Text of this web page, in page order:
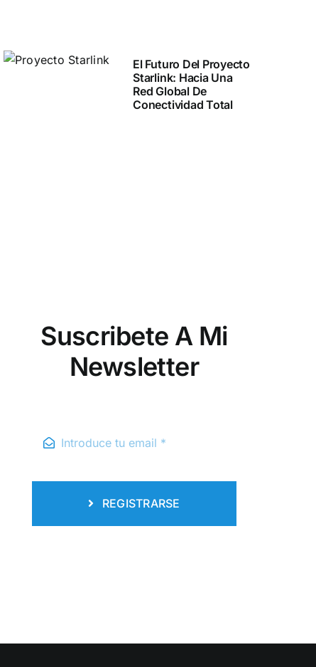
El Futuro Del Proyecto
Starlink: Hacia Una
Red Global De
Conectividad Total
Suscribete A Mi
Newsletter
REGISTRARSE